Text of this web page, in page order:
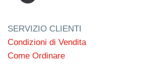
SERVIZIO CLIENTI
Condizioni di Vendita
Come Ordinare